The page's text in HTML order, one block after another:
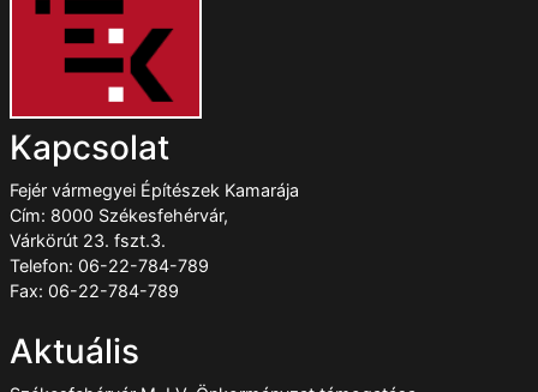
Kapcsolat
Fejér vármegyei Építészek Kamarája
Cím: 8000 Székesfehérvár,
Várkörút 23. fszt.3.
Telefon: 06-22-784-789
Fax: 06-22-784-789
Aktuális